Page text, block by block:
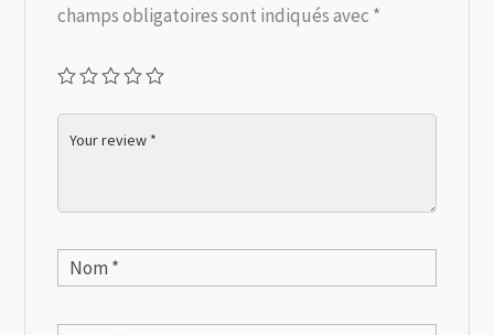
champs obligatoires sont indiqués avec *